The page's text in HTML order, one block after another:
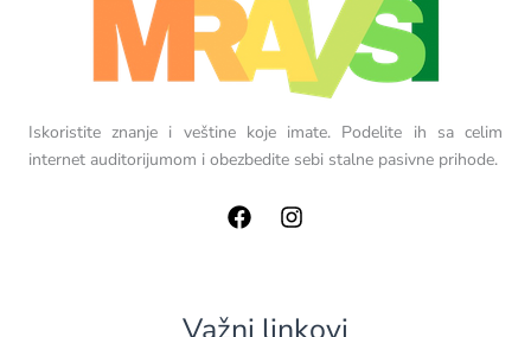
Iskoristite znanje i veštine koje imate. Podelite ih sa celim
internet auditorijumom i obezbedite sebi stalne pasivne prihode.